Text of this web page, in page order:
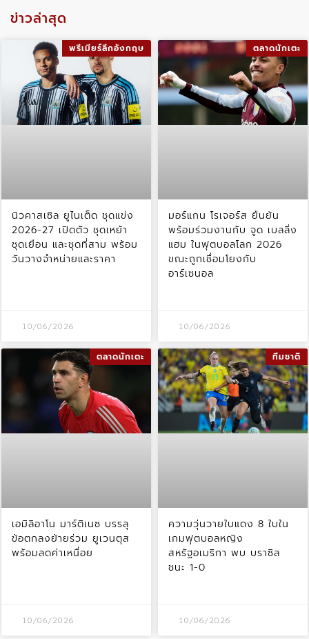
ข่าวล่าสุด
พรีเมียร์ลีกอังกฤษ
นิวคาสเซิล ยูไนเต็ด ชุดแข่ง
2026-27 เปิดตัว ชุดเหย้า
ชุดเยือน และชุดที่สาม พร้อม
วันวางจำหน่ายและราคา
10/06/2026
ตลาดนักเตะ
มอร์แกน โรเจอร์ส ยืนยัน
พร้อมร่วมงานกับ จูด เบลลิ่ง
แฮม ในฟุตบอลโลก 2026
ขณะถูกเชื่อมโยงกับ
อาร์เซนอล
10/06/2026
ตลาดนักเตะ
เอมิลิอาโน มาร์ติเนซ บรรลุ
ข้อตกลงย้ายร่วม ยูเวนตุส
พร้อมลดค่าเหนื่อย
10/06/2026
ทีมชาติ
ความวุ่นวายใบแดง 8 ใบใน
เกมฟุตบอลหญิง
สหรัฐอเมริกา พบ บราซิล
ชนะ 1-0
10/06/2026